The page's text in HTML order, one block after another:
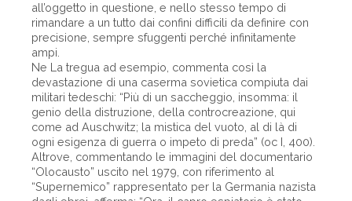
all’oggetto in questione, e nello stesso tempo di
rimandare a un tutto dai confini difficili da definire con
precisione, sempre sfuggenti perché infinitamente
ampi.
Ne La tregua ad esempio, commenta così la
devastazione di una caserma sovietica compiuta dai
militari tedeschi: “Più di un saccheggio, insomma: il
genio della distruzione, della controcreazione, qui
come ad Auschwitz; la mistica del vuoto, al di là di
ogni esigenza di guerra o impeto di preda” (oc I, 400).
Altrove, commentando le immagini del documentario
“Olocausto” uscito nel 1979, con riferimento al
“Supernemico” rappresentato per la Germania nazista